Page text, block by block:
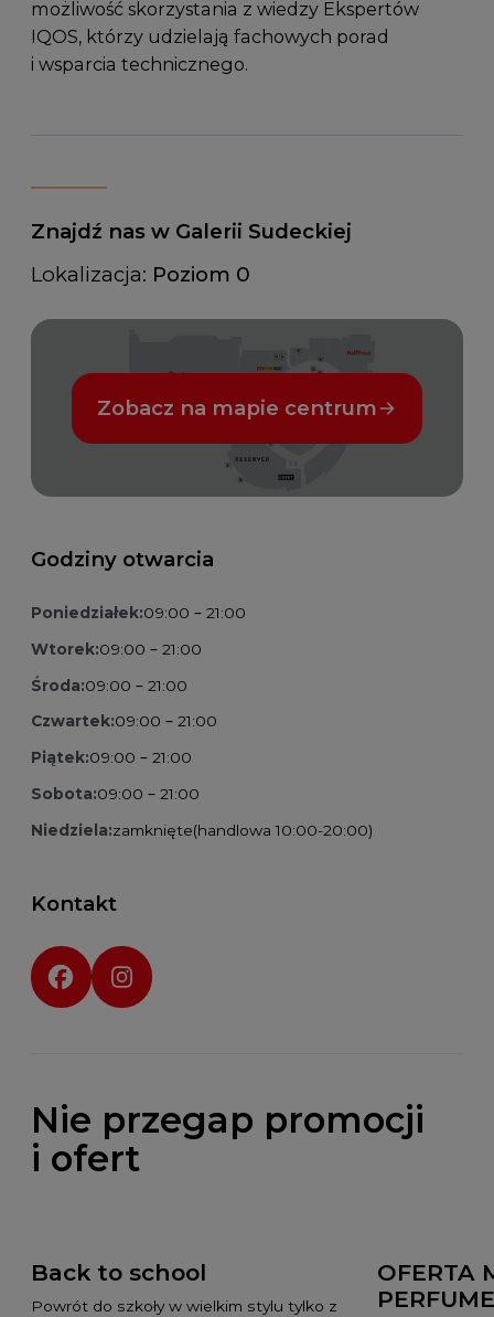
możliwość skorzystania z wiedzy Ekspertów
IQOS, którzy udzielają fachowych porad
i wsparcia technicznego.
Znajdź nas w Galerii Sudeckiej
Lokalizacja: Poziom 0
Zobacz na mapie centrum
Godziny otwarcia
Poniedziałek:09:00 – 21:00
Wtorek:09:00 – 21:00
Środa:09:00 – 21:00
Czwartek:09:00 – 21:00
Piątek:09:00 – 21:00
Sobota:09:00 – 21:00
Niedziela:zamknięte(handlowa 10:00-20:00)
Kontakt
Social media:
Nie przegap promocji
i ofert
Back to school
Powrót do szkoły w wielkim stylu tylko z
OFERTA